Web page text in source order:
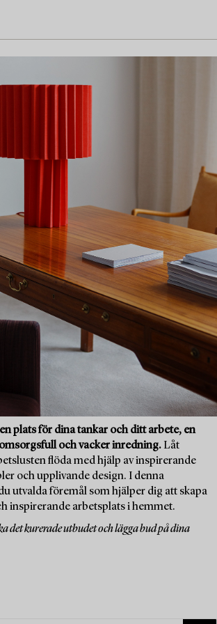
plats för dina tankar och ditt arbete, en
och vacker inredning. Låt
flöda med hjälp av inspirerande
och upplivande design. I denna
utvalda föremål som hjälper dig att skapa
inspirerande arbetsplats i hemmet.
det kurerade utbudet och lägga bud på dina